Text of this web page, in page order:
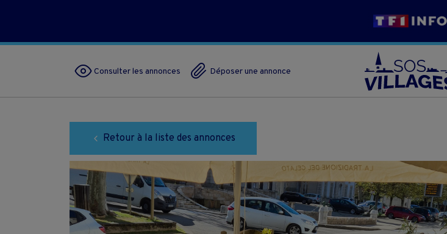
Consulter les annonces Déposer une annonce
Retour à la liste des annonces